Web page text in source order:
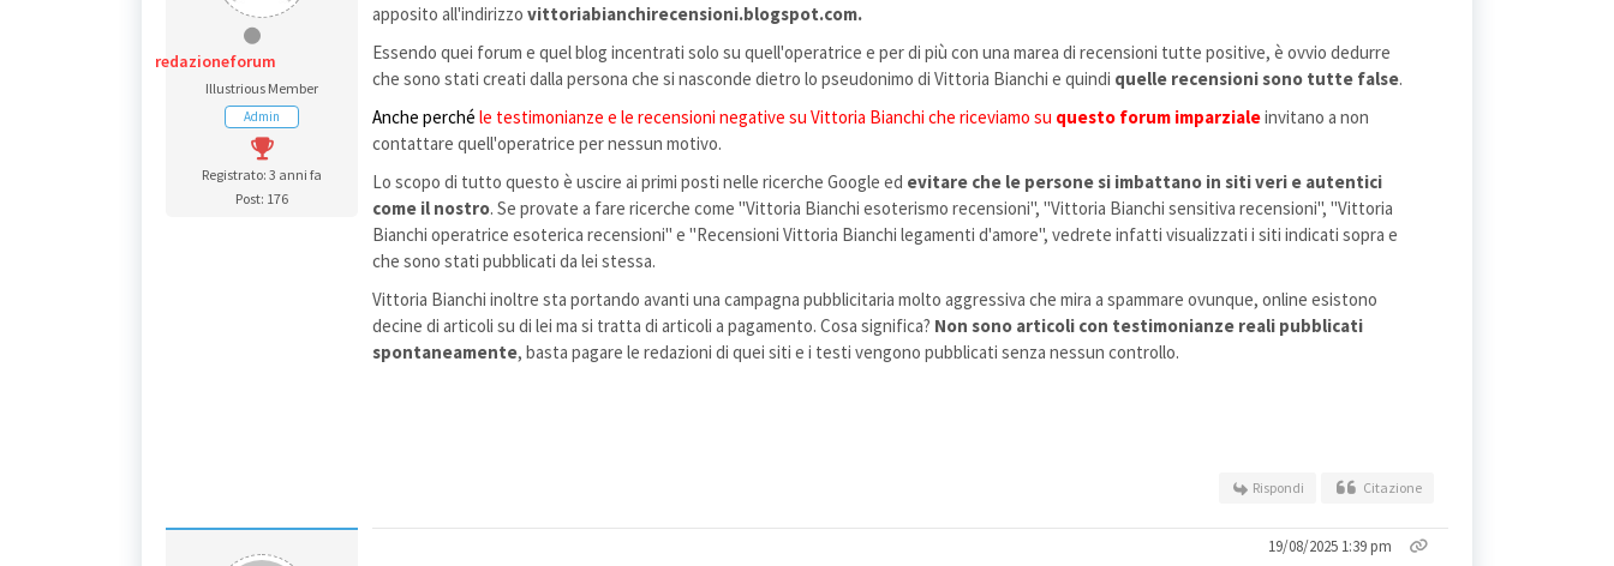
redazioneforum
Illustrious Member
Admin
Registrato: 3 anni fa
Post: 176
apposito all'indirizzo vittoriabianchirecensioni.blogspot.com.
Essendo quei forum e quel blog incentrati solo su quell'operatrice e per di più con una marea di recensioni tutte positive, è ovvio dedurre
che sono stati creati dalla persona che si nasconde dietro lo pseudonimo di Vittoria Bianchi e quindi quelle recensioni sono tutte false.
Anche perché le testimonianze e le recensioni negative su Vittoria Bianchi che riceviamo su questo forum imparzialeinvitano a non
contattare quell'operatrice per nessun motivo.
Lo scopo di tutto questo è uscire ai primi posti nelle ricerche Google ed evitare che le persone si imbattano in siti veri e autentici
come il nostro. Se provate a fare ricerche come "Vittoria Bianchi esoterismo recensioni", "Vittoria Bianchi sensitiva recensioni", "Vittoria
Bianchi operatrice esoterica recensioni" e "Recensioni Vittoria Bianchi legamenti d'amore", vedrete infatti visualizzati i siti indicati sopra e
che sono stati pubblicati da lei stessa.
Vittoria Bianchi inoltre sta portando avanti una campagna pubblicitaria molto aggressiva che mira a spammare ovunque, online esistono
decine di articoli su di lei ma si tratta di articoli a pagamento. Cosa significa? Non sono articoli con testimonianze reali pubblicati
spontaneamente, basta pagare le redazioni di quei siti e i testi vengono pubblicati senza nessun controllo.
Rispondi Citazione
19/08/2025 1:39 pm